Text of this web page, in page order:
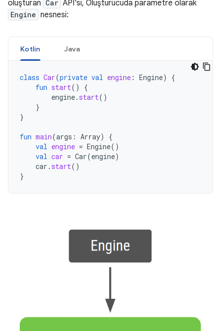
oluşturan Car API'si, Oluşturucuda parametre olarak
Engine nesnesi:
Kotlin Java
class Car(private val engine : Engine)
{
fun start()
{
engine. start()
}
}
fun main(args : Array)
{
val engine = Engine()
val car = Car(engine)
car . start()
}